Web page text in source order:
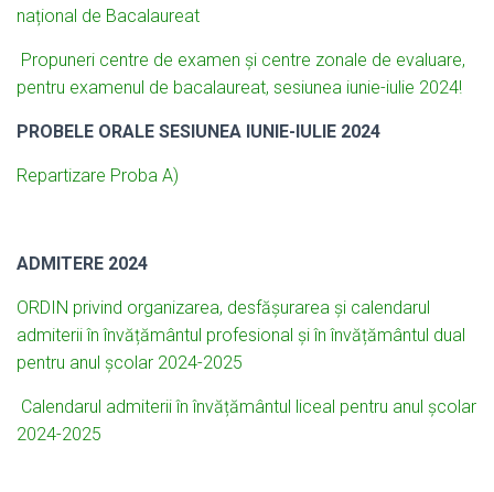
național de Bacalaureat
Propuneri centre de examen și centre zonale de evaluare,
pentru examenul de bacalaureat, sesiunea iunie-iulie 2024!
PROBELE ORALE SESIUNEA IUNIE-IULIE 2024
Repartizare Proba A)
ADMITERE 2024
ORDIN privind organizarea, desfășurarea și calendarul
admiterii în învățământul profesional și în învățământul dual
pentru anul școlar 2024-2025
Calendarul admiterii în învățământul liceal pentru anul școlar
2024-2025